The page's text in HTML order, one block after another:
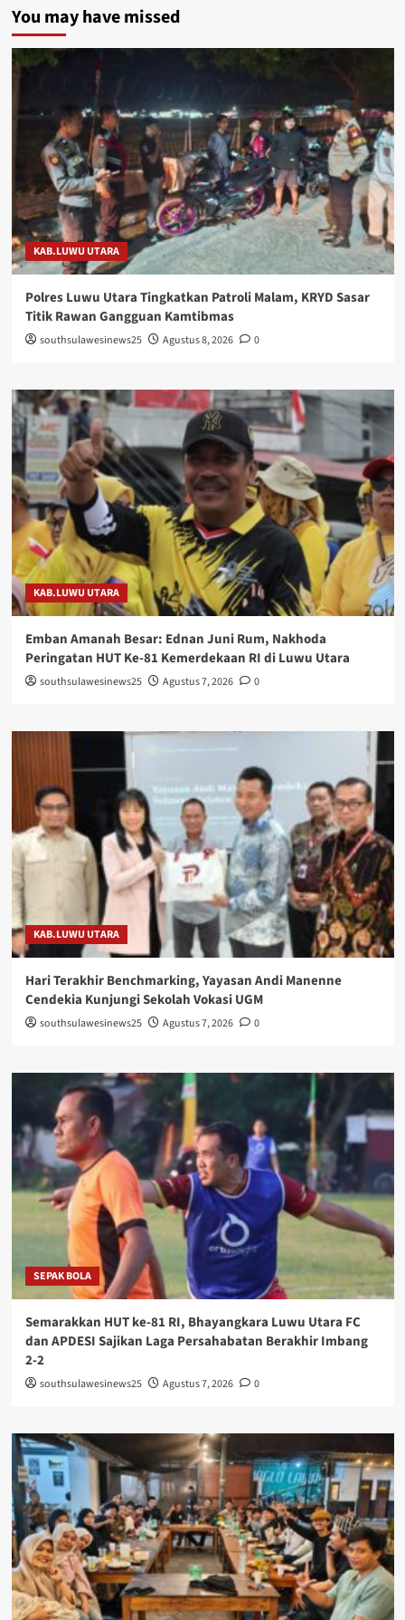
You may have missed
KAB.LUWU UTARA
Polres Luwu Utara Tingkatkan Patroli Malam, KRYD Sasar
Titik Rawan Gangguan Kamtibmas
southsulawesinews25 Agustus 8, 2026 0
KAB.LUWU UTARA
Emban Amanah Besar: Ednan Juni Rum, Nakhoda
Peringatan HUT Ke-81 Kemerdekaan RI di Luwu Utara
southsulawesinews25 Agustus 7, 2026 0
KAB.LUWU UTARA
Hari Terakhir Benchmarking, Yayasan Andi Manenne
Cendekia Kunjungi Sekolah Vokasi UGM
southsulawesinews25 Agustus 7, 2026 0
SEPAK BOLA
Semarakkan HUT ke-81 RI, Bhayangkara Luwu Utara FC
dan APDESI Sajikan Laga Persahabatan Berakhir Imbang
2-2
southsulawesinews25 Agustus 7, 2026 0